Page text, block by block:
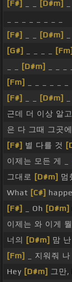
[F#] [D#m]
[F#]
[D#m]
[G#]
[Fm]
[D#m]
[Fm]
[F#]
[D#m]
근데 더 이상 알고
은 다 그때 그곳
[F#] 별 다를 것
이제는 모든 게 _
그대로 [D#m] 멈
What [C#]
[F#]
_ Oh [D#m]
이제는 와 이게
너의
[D#m] 맘
[Fm]
_ 지워줘
Hey [D#m] 그만